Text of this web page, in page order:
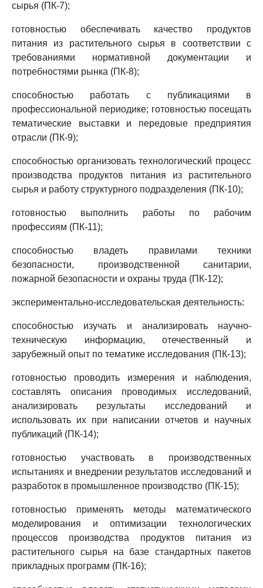
сырья (ПК-7);
готовностью обеспечивать качество продуктов
питания из растительного сырья в соответствии с
требованиями нормативной документации и
потребностями рынка (ПК-8);
способностью работать с публикациями в
профессиональной периодике; готовностью посещать
тематические выставки и передовые предприятия
отрасли (ПК-9);
способностью организовать технологический процесс
производства продуктов питания из растительного
сырья и работу структурного подразделения (ПК-10);
готовностью выполнить работы по рабочим
профессиям (ПК-11);
способностью владеть правилами техники
безопасности, производственной санитарии,
пожарной безопасности и охраны труда (ПК-12);
экспериментально-исследовательская деятельность:
способностью изучать и анализировать научно-
техническую информацию, отечественный и
зарубежный опыт по тематике исследования (ПК-13);
готовностью проводить измерения и наблюдения,
составлять описания проводимых исследований,
анализировать результаты исследований и
использовать их при написании отчетов и научных
публикаций (ПК-14);
готовностью участвовать в производственных
испытаниях и внедрении результатов исследований и
разработок в промышленное производство (ПК-15);
готовностью применять методы математического
моделирования и оптимизации технологических
процессов производства продуктов питания из
растительного сырья на базе стандартных пакетов
прикладных программ (ПК-16);